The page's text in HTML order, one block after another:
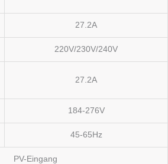
27.2A
220V/230V/240V
27.2A
184-276V
45-65Hz
PV-Eingang